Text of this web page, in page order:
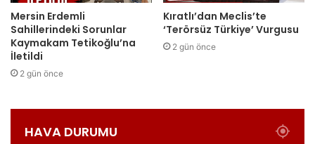
Mersin Erdemli
Sahillerindeki Sorunlar
Kaymakam Tetikoğlu’na
İletildi
2 gün önce
Kıratlı’dan Meclis’te
‘Terörsüz Türkiye’ Vurgusu
2 gün önce
HAVA DURUMU